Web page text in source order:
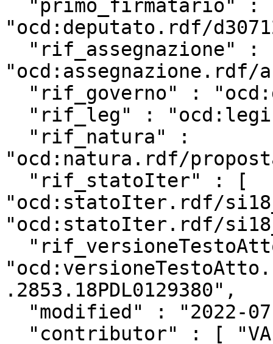
"ocd:deputato.rdf/
"ocd:assegnazione.rdf/
"ocd:natura.rdf/
"ocd:statoIter.rdf/
"ocd:statoIter.rdf/
.2853.18PDL0129380",